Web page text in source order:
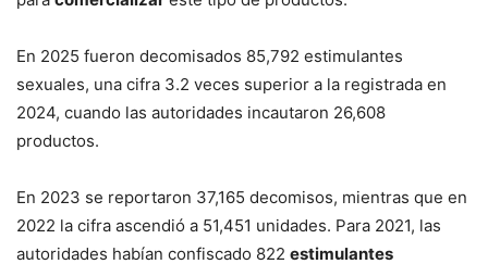
En 2025 fueron decomisados 85,792 estimulantes
sexuales, una cifra 3.2 veces superior a la registrada en
2024, cuando las autoridades incautaron 26,608
productos.
En 2023 se reportaron 37,165 decomisos, mientras que en
2022 la cifra ascendió a 51,451 unidades. Para 2021, las
autoridades habían confiscado 822 estimulantes